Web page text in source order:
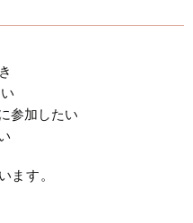
参加したい
ます。